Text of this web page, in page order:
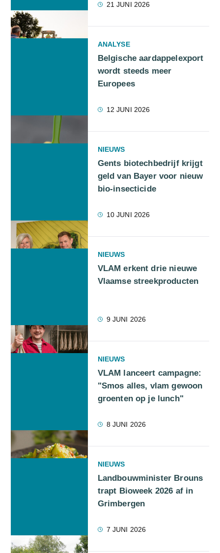
21 JUNI 2026
ANALYSE
Belgische aardappelexport
wordt steeds meer
Europees
12 JUNI 2026
NIEUWS
Gents biotechbedrijf krijgt
geld van Bayer voor nieuw
bio-insecticide
10 JUNI 2026
NIEUWS
VLAM erkent drie nieuwe
Vlaamse streekproducten
9 JUNI 2026
NIEUWS
VLAM lanceert campagne:
"Smos alles, vlam gewoon
groenten op je lunch"
8 JUNI 2026
NIEUWS
Landbouwminister Brouns
trapt Bioweek 2026 af in
Grimbergen
7 JUNI 2026